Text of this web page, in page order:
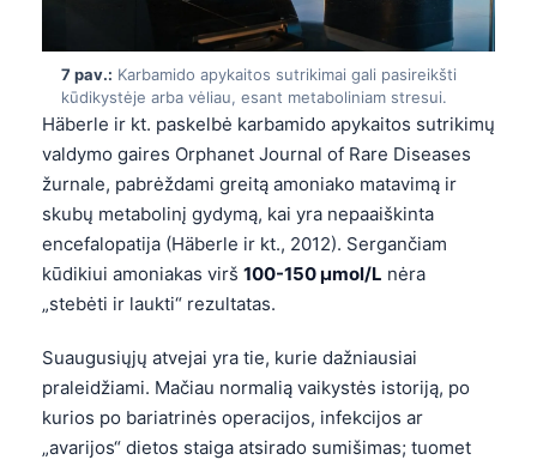
7 pav.: Karbamido apykaitos sutrikimai gali pasireikšti
kūdikystėje arba vėliau, esant metaboliniam stresui.
Häberle ir kt. paskelbė karbamido apykaitos sutrikimų
valdymo gaires Orphanet Journal of Rare Diseases
žurnale, pabrėždami greitą amoniako matavimą ir
skubų metabolinį gydymą, kai yra nepaaiškinta
encefalopatija (Häberle ir kt., 2012). Sergančiam
kūdikiui amoniakas virš 100-150 µmol/L nėra
„stebėti ir laukti“ rezultatas.
Suaugusiųjų atvejai yra tie, kurie dažniausiai
praleidžiami. Mačiau normalią vaikystės istoriją, po
kurios po bariatrinės operacijos, infekcijos ar
„avarijos“ dietos staiga atsirado sumišimas; tuomet
Azərbaycan dili
Eesti
日本語
ქართული
Русский
한국어
Slovenščina
Magyar